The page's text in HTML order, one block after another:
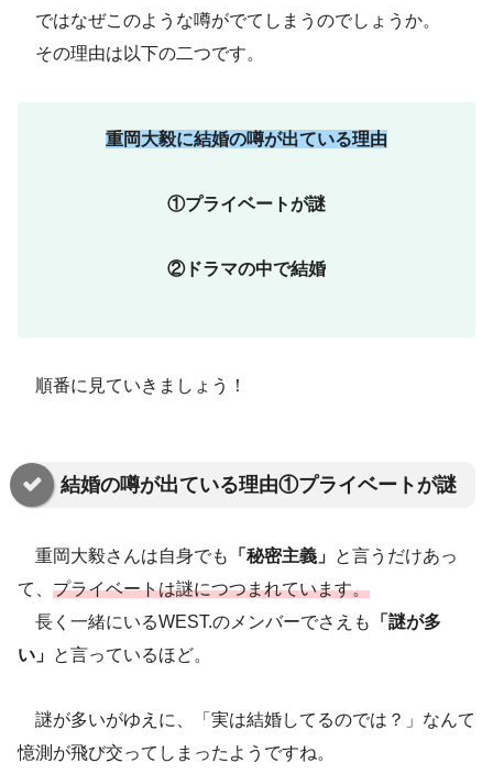
ではなぜこのような噂がでてしまうのでしょうか。
その理由は以下の二つです。
重岡大毅に結婚の噂が出ている理由
①プライベートが謎
②ドラマの中で結婚
順番に見ていきましょう！
結婚の噂が出ている理由①プライベートが謎
重岡大毅さんは自身でも 「秘密主義」 と言うだけあっ
て、 プライベートは謎につつまれています。
長く一緒にいるWEST.のメンバーでさえも
「謎が多
い」 と言っているほど。
謎が多いがゆえに、「実は結婚してるのでは？」なんて
憶測が飛び交ってしまったようですね。